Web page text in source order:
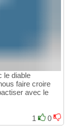
le diable
faire croire
avec le
1
0